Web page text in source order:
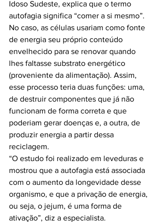
Idoso Sudeste, explica que o termo
autofagia significa “comer a si mesmo”.
No caso, as células usariam como fonte
de energia seu próprio conteúdo
envelhecido para se renovar quando
lhes faltasse substrato energético
(proveniente da alimentação). Assim,
esse processo teria duas funções: uma,
de destruir componentes que já não
funcionam de forma correta e que
poderiam gerar doenças e, a outra, de
produzir energia a partir dessa
reciclagem.
“O estudo foi realizado em leveduras e
mostrou que a autofagia está associada
com o aumento da longevidade desse
organismo, e que a privação de energia,
ou seja, o jejum, é uma forma de
ativação”, diz a especialista.